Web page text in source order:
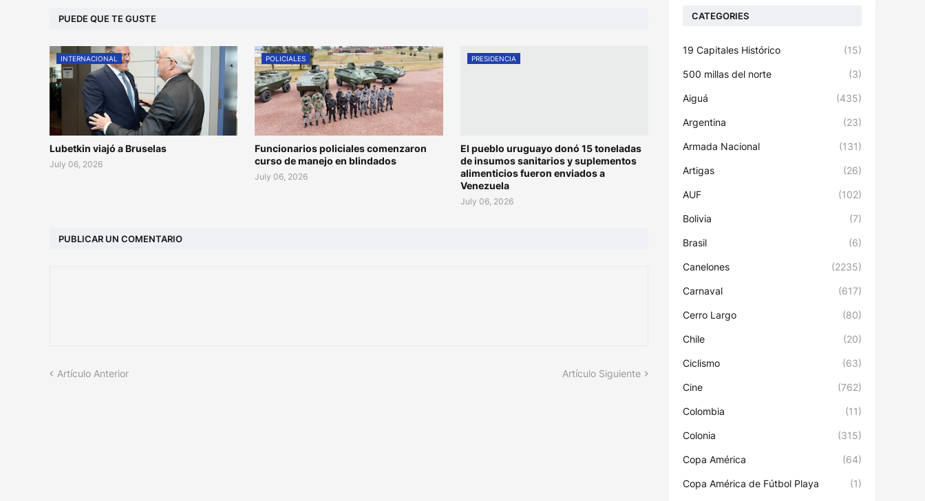
PUEDE QUE TE GUSTE
INTERNACIONAL
Lubetkin viajó a Bruselas
July 06, 2026
POLICIALES
Funcionarios policiales comenzaron
curso de manejo en blindados
July 06, 2026
PRESIDENCIA
El pueblo uruguayo donó 15 toneladas
de insumos sanitarios y suplementos
alimenticios fueron enviados a
Venezuela
July 06, 2026
PUBLICAR UN COMENTARIO
Artículo Anterior Artículo Siguiente
CATEGORIES
19 Capitales Histórico (15)
500 millas del norte (3)
Aiguá (435)
Argentina (23)
Armada Nacional (131)
Artigas (26)
AUF (102)
Bolivia (7)
Brasil (6)
Canelones (2235)
Carnaval (617)
Cerro Largo (80)
Chile (20)
Ciclismo (63)
Cine (762)
Colombia (11)
Colonia (315)
Copa América (64)
Copa América de Fútbol Playa (1)